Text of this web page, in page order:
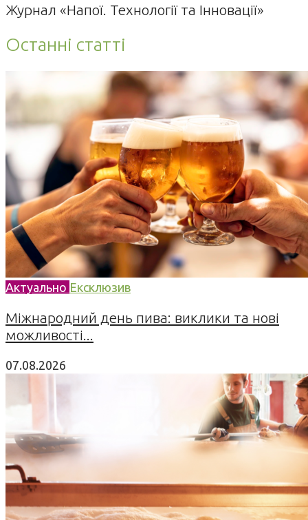
Журнал «Напої. Технології та Інновації»
Останні статті
Актуально Ексклюзив
Міжнародний день пива: виклики та нові
можливості...
07.08.2026